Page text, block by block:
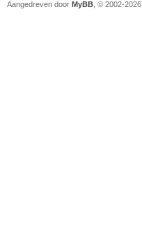
Aangedreven door MyBB , © 2002-2026